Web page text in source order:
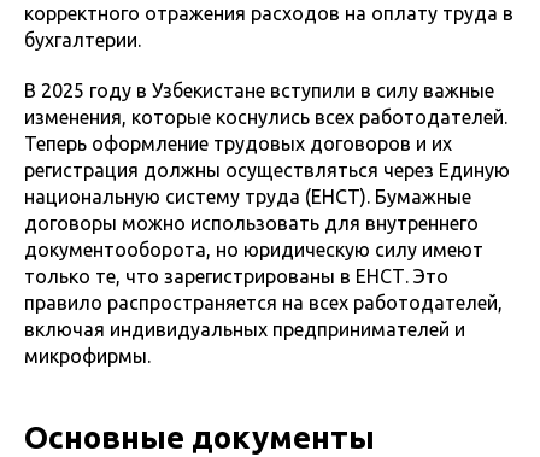
корректного отражения расходов на оплату труда в
бухгалтерии.
В 2025 году в Узбекистане вступили в силу важные
изменения, которые коснулись всех работодателей.
Теперь оформление трудовых договоров и их
регистрация должны осуществляться через Единую
национальную систему труда (ЕНСТ). Бумажные
договоры можно использовать для внутреннего
документооборота, но юридическую силу имеют
только те, что зарегистрированы в ЕНСТ. Это
правило распространяется на всех работодателей,
включая индивидуальных предпринимателей и
микрофирмы.
Основные документы